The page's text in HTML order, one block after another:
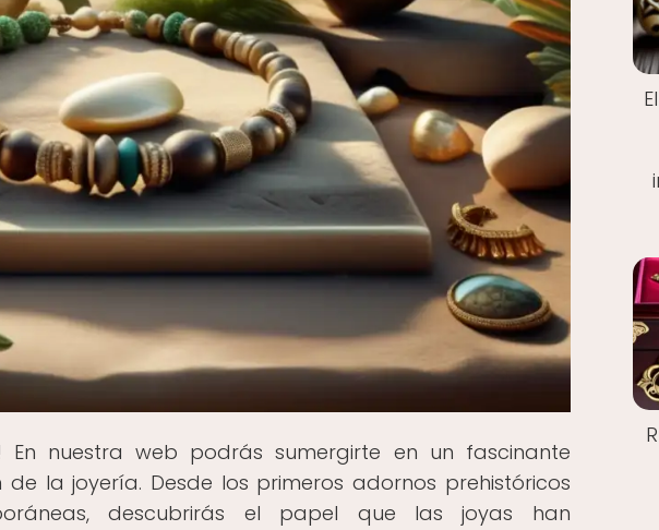
En nuestra web podrás sumergirte en un fascinante
la joyería. Desde los primeros adornos prehistóricos
descubrirás el papel que las joyas han